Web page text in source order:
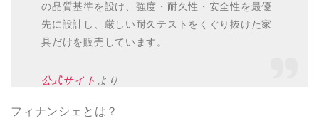
の品質基準を設け、強度・耐久性・安全性を最優
先に設計し、厳しい耐久テストをくぐり抜けた家
具だけを販売しています。
公式サイト より
フィナンシェとは？